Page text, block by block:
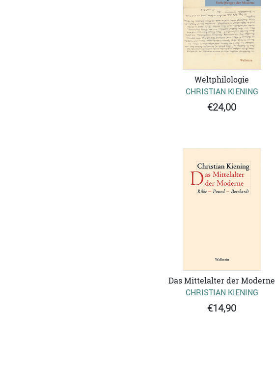
Weltphilologie
CHRISTIAN KIENING
€24,00
Das Mittelalter der Moderne
CHRISTIAN KIENING
€14,90